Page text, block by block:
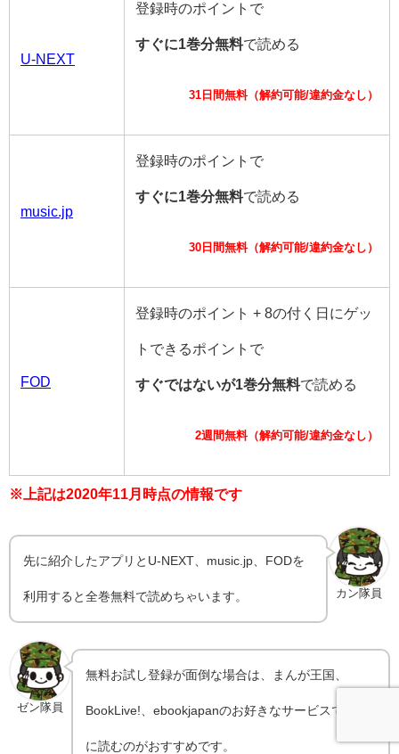
U-NEXT
登録時のポイントで
すぐに1巻分無料で読める
31日間無料（解約可能/違約金なし）
music.jp
登録時のポイントで
すぐに1巻分無料で読める
30日間無料（解約可能/違約金なし）
FOD
登録時のポイント + 8の付く日にゲッ
トできるポイントで
すぐではないが1巻分無料で読める
2週間無料（解約可能/違約金なし）
※上記は2020年11月時点の情報です
カン隊員
先に紹介したアプリとU-NEXT、music.jp、FODを
利用すると全巻無料で読めちゃいます。
ゼン隊員
無料お試し登録が面倒な場合は、まんが王国、
BookLive!、ebookjapanのお好きなサービスでお得
に読むのがおすすめです。